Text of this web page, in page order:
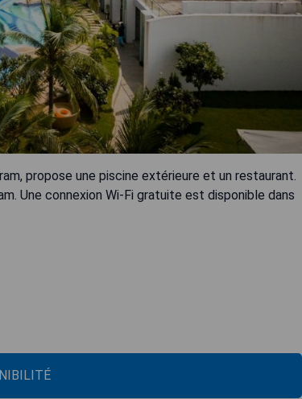
propose une piscine extérieure et un restaurant.
Une connexion Wi-Fi gratuite est disponible dans